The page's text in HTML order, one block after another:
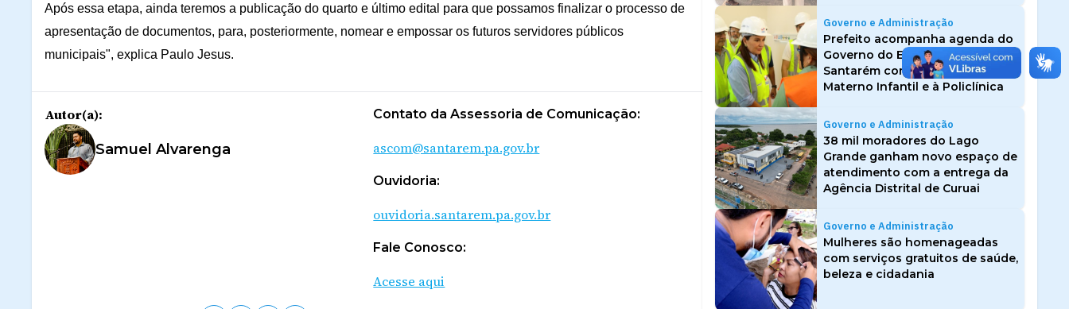
Após essa etapa, ainda teremos a publicação do quarto e último edital para que possamos finalizar o processo de
apresentação de documentos, para, posteriormente, nomear e empossar os futuros servidores públicos
municipais", explica Paulo Jesus.
Autor(a):
Samuel Alvarenga
Contato da Assessoria de Comunicação:
ascom@santarem.pa.gov.br
Ouvidoria:
ouvidoria.santarem.pa.gov.br
Fale Conosco:
Acesse aqui
Governo e Administração
Prefeito acompanha agenda do
Governo do Estado em
Santarém com visitas ao
Materno Infantil e à Policlínica
Governo e Administração
38 mil moradores do Lago
Grande ganham novo espaço de
atendimento com a entrega da
Agência Distrital de Curuai
Governo e Administração
Mulheres são homenageadas
com serviços gratuitos de saúde,
beleza e cidadania